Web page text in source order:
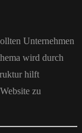
Unternehmen
wird durch
hilft
zu